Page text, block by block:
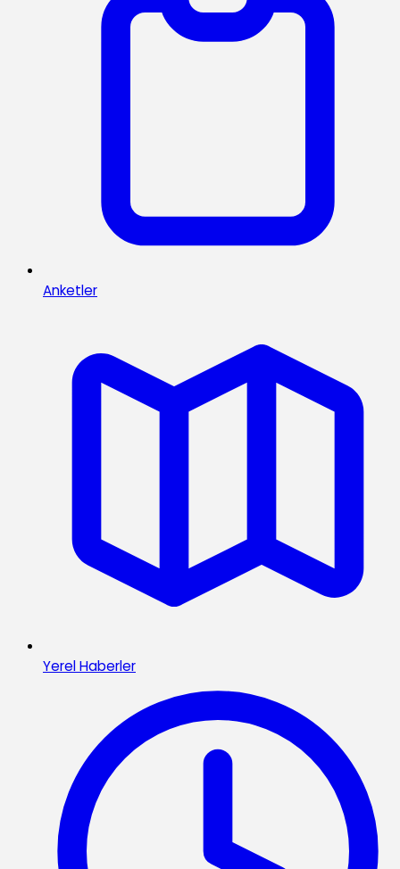
Anketler
Yerel Haberler